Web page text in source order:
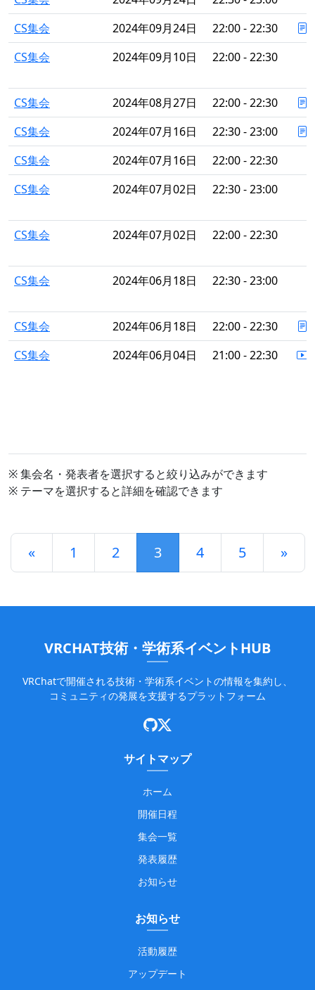
CS集会
2024年09月24日
22:00 - 22:30
CS集会
2024年09月10日 22:00 - 22:30
CS集会 2024年08月27日
22:00 - 22:30
CS集会
2024年07月16日
22:30 - 23:00
CS集会
2024年07月16日
22:00 - 22:30
CS集会
2024年07月02日 22:30 - 23:00
CS集会 2024年07月02日 22:00 - 22:30
CS集会 2024年06月18日 22:30 - 23:00
CS集会 2024年06月18日
22:00 - 22:30
CS集会
2024年06月04日 21:00 - 22:30
※ 集会名・発表者を選択すると絞り込みができます
※ テーマを選択すると詳細を確認できます
« 1 2 3 4 5 »
VRCHAT技術・学術系イベントHUB
VRChatで開催される技術・学術系イベントの情報を集約し、
コミュニティの発展を支援するプラットフォーム
サイトマップ
ホーム
開催日程
集会一覧
発表履歴
お知らせ
お知らせ
活動履歴
アップデート